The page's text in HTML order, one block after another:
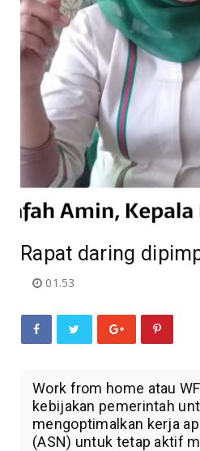
Rapat daring
01.53
Work from home atau
kebijakan pemerintah
mengoptimalkan kerja
(ASN) untuk tetap aktif